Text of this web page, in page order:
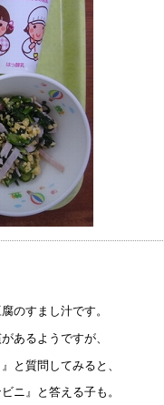
のすまし汁です。
あるようですが、
と質問してみると、
ニ』と答える子も。